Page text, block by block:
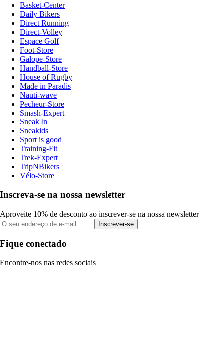
Basket-Center
Daily Bikers
Direct Running
Direct-Volley
Espace Golf
Foot-Store
Galope-Store
Handball-Store
House of Rugby
Made in Paradis
Nauti-wave
Pecheur-Store
Smash-Expert
Sneak'In
Sneakids
Sport is good
Training-Fit
Trek-Expert
TripNBikers
Vélo-Store
Inscreva-se na nossa newsletter
Aproveite 10% de desconto ao inscrever-se na nossa newsletter
Inscrever-se
Fique conectado
Encontre-nos nas redes sociais